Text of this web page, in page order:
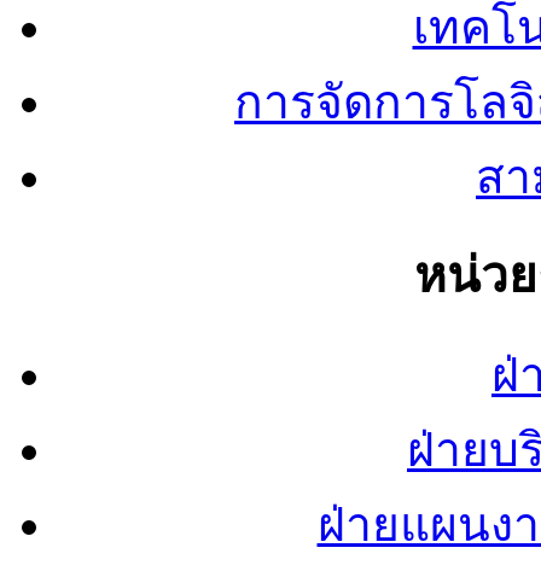
เทคโ
การจัดการโล
ส
หน่ว
ฝ่
ฝ่ายบ
ฝ่ายแผนง